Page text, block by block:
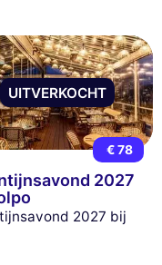
UITVERKOCHT
€ 78
2027
2027 bij